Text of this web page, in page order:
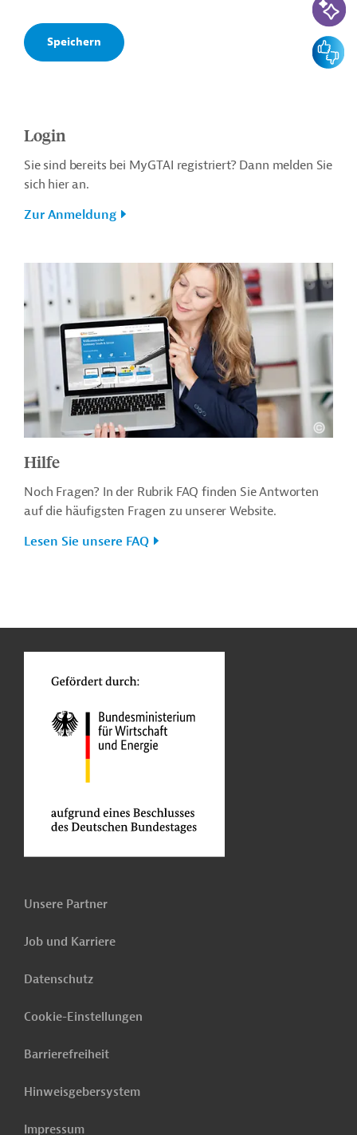
Login
Sie sind bereits bei MyGTAI registriert? Dann melden Sie
sich hier an.
Zur Anmeldung
Hilfe
Noch Fragen? In der Rubrik FAQ finden Sie Antworten
auf die häufigsten Fragen zu unserer Website.
Lesen Sie unsere FAQ
Unsere Partner
Job und Karriere
Datenschutz
Cookie-Einstellungen
Barrierefreiheit
Hinweisgebersystem
Impressum